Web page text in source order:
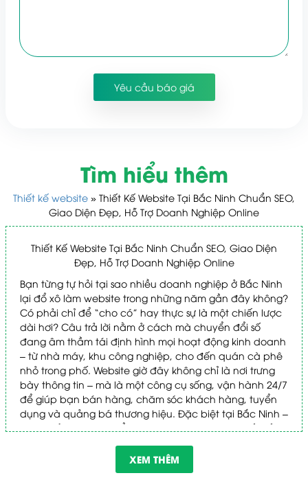
Tìm hiểu thêm
Thiết kế website » Thiết Kế Website Tại Bắc Ninh Chuẩn SEO,
Giao Diện Đẹp, Hỗ Trợ Doanh Nghiệp Online
Thiết Kế Website Tại Bắc Ninh Chuẩn SEO, Giao Diện
Đẹp, Hỗ Trợ Doanh Nghiệp Online
Bạn từng tự hỏi tại sao nhiều doanh nghiệp ở Bắc Ninh
lại đổ xô làm website trong những năm gần đây không?
Có phải chỉ để “cho có” hay thực sự là một chiến lược
dài hơi? Câu trả lời nằm ở cách mà chuyển đổi số
đang âm thầm tái định hình mọi hoạt động kinh doanh
– từ nhà máy, khu công nghiệp, cho đến quán cà phê
nhỏ trong phố. Website giờ đây không chỉ là nơi trưng
bày thông tin – mà là một công cụ sống, vận hành 24/7
để giúp bạn bán hàng, chăm sóc khách hàng, tuyển
dụng và quảng bá thương hiệu. Đặc biệt tại Bắc Ninh –
vùng đất đang chuyển mình mạnh mẽ – thì “thiết kế
ngày càng nhiều. Lý do vì sao? Mời bạn cùng tìm hiểu
kỹ hơn ngay sau đây.
XEM THÊM